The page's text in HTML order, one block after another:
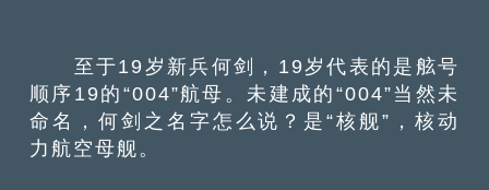
至于19岁新兵何剑，19岁代表的是舷号
顺序19的“004”航母。未建成的“004”当然未
命名，何剑之名字怎么说？是“核舰”，核动
力航空母舰。